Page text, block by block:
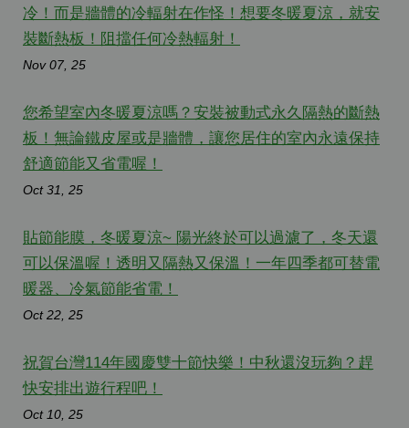
冷！而是牆體的冷輻射在作怪！想要冬暖夏涼，就安
裝斷熱板！阻擋任何冷熱輻射！
Nov 07, 25
您希望室內冬暖夏涼嗎？安裝被動式永久隔熱的斷熱
板！無論鐵皮屋或是牆體，讓您居住的室內永遠保持
舒適節能又省電喔！
Oct 31, 25
貼節能膜，冬暖夏涼~ 陽光終於可以過濾了，冬天還
可以保溫喔！透明又隔熱又保溫！一年四季都可替電
暖器、冷氣節能省電！
Oct 22, 25
祝賀台灣114年國慶雙十節快樂！中秋還沒玩夠？趕
快安排出遊行程吧！
Oct 10, 25